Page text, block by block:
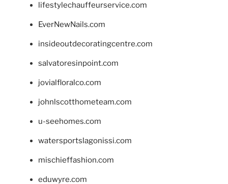
lifestylechauffeurservice.com
EverNewNails.com
insideoutdecoratingcentre.com
salvatoresinpoint.com
jovialfloralco.com
johnlscotthometeam.com
u-seehomes.com
watersportslagonissi.com
mischieffashion.com
eduwyre.com